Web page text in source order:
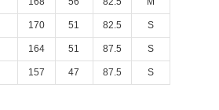
170 51 82.5 S
164 51 87.5 S
157 47 87.5 S